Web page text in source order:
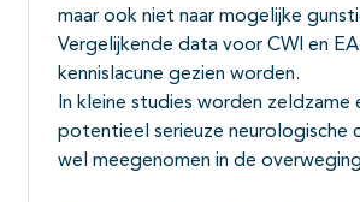
maar ook niet naar mogelijke
Vergelijkende data voor CWI en
kennislacune gezien worden.
In kleine studies worden
potentieel serieuze neurologische
wel meegenomen in de